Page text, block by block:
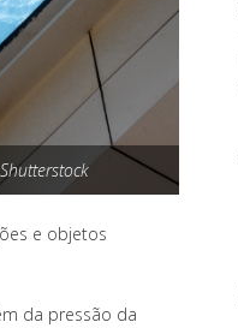
e objetos
da pressão da